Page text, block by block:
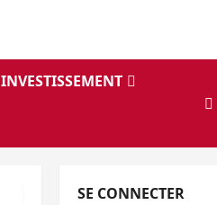
INVESTISSEMENT
SE CONNECTER